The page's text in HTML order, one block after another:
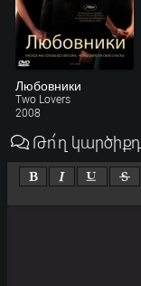
Любовники
Two Lovers
2008
Թո՛ղ կարծիքդ